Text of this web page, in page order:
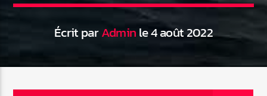
Écrit parAdminle 4 août 2022